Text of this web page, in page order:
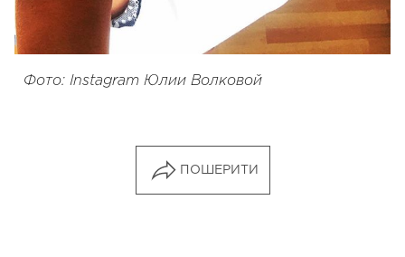
Фото: Instagram Юлии Волковой
ПОШЕРИТИ